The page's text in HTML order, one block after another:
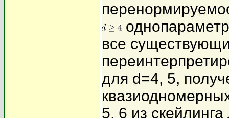
все
для d=4, 5,
5, 6 из